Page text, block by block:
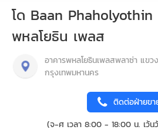
โด Baan
พหลโยธิน เพลส
อาคารพหลโยธินเพลสพลาซ่า แขว
กรุงเทพมหานคร
ติดต่อฝ่ายขา
(จ-ศ เวลา 8:00 - 18:00 น. เว้